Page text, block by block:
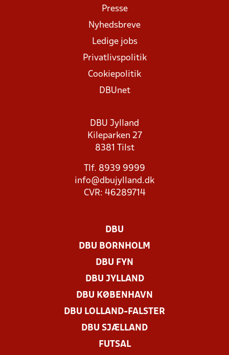
Presse
Nyhedsbreve
Ledige jobs
Privatlivspolitik
Cookiepolitik
DBUnet
DBU Jylland
Kileparken 27
8381 Tilst
Tlf. 8939 9999
info@dbujylland.dk
CVR: 46289714
DBU
DBU BORNHOLM
DBU FYN
DBU JYLLAND
DBU KØBENHAVN
DBU LOLLAND-FALSTER
DBU SJÆLLAND
FUTSAL